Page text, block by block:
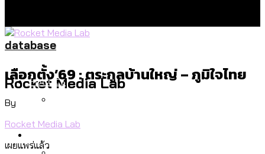
Rocket Media Lab
Politics
สำรวจร่างงบปี 70 ของ กทม. สำนักการ
Environment
database
เลือกตั้ง’69 : ตระกูลบ้านใหญ่ – ภูมิใจไทย
By
Rocket Media Lab
เผยแพร่แล้ว